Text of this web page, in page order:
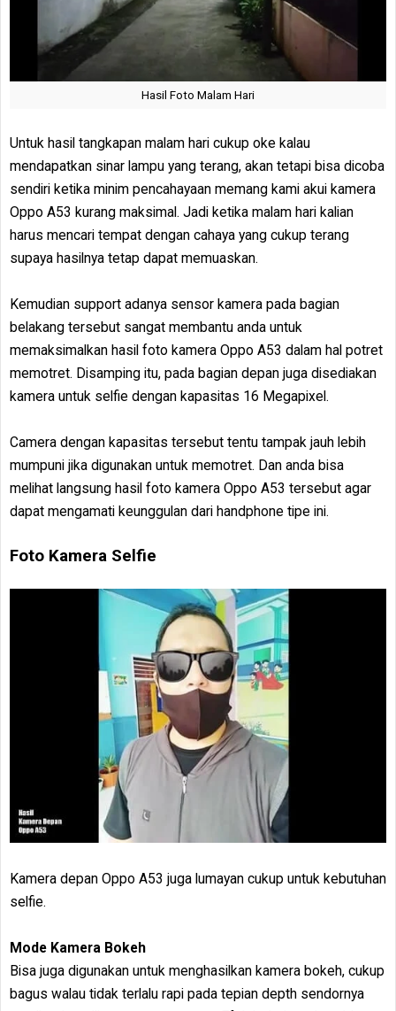
Hasil Foto Malam Hari
Untuk hasil tangkapan malam hari cukup oke kalau
mendapatkan sinar lampu yang terang, akan tetapi bisa dicoba
sendiri ketika minim pencahayaan memang kami akui kamera
Oppo A53 kurang maksimal. Jadi ketika malam hari kalian
harus mencari tempat dengan cahaya yang cukup terang
supaya hasilnya tetap dapat memuaskan.
Kemudian support adanya sensor kamera pada bagian
belakang tersebut sangat membantu anda untuk
memaksimalkan hasil foto kamera Oppo A53 dalam hal potret
memotret. Disamping itu, pada bagian depan juga disediakan
kamera untuk selfie dengan kapasitas 16 Megapixel.
Camera dengan kapasitas tersebut tentu tampak jauh lebih
mumpuni jika digunakan untuk memotret. Dan anda bisa
melihat langsung hasil foto kamera Oppo A53 tersebut agar
dapat mengamati keunggulan dari handphone tipe ini.
Foto Kamera Selfie
Kamera depan Oppo A53 juga lumayan cukup untuk kebutuhan
selfie.
Mode Kamera Bokeh
Bisa juga digunakan untuk menghasilkan kamera bokeh, cukup
bagus walau tidak terlalu rapi pada tepian depth sendornya